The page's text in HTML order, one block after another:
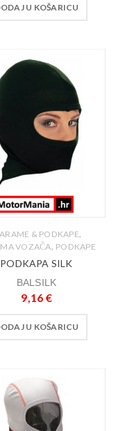
U KOŠARICU
& PODKAPE,
VOZAČA, PODKAPE
PODKAPA SILK
BALSILK
9,16 €
U KOŠARICU